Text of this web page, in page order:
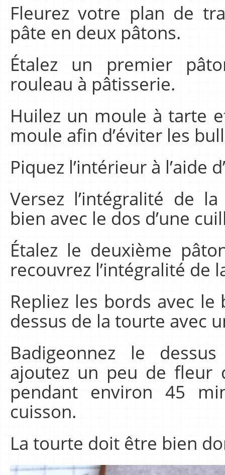
Fleurez votre plan de
pâte en deux pâtons.
Étalez un premier
rouleau à pâtisserie.
Huilez un moule à tarte
moule afin d’éviter les
Piquez l’intérieur à l’aide
Versez l’intégralité de
bien avec le dos d’une
Étalez le deuxième
recouvrez l’intégralité de
Repliez les bords avec
dessus de la tourte avec
Badigeonnez le
ajoutez un peu de fleur
pendant environ 45
cuisson.
La tourte doit être bien